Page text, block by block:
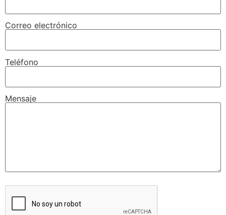
Correo electrónico
Teléfono
Mensaje